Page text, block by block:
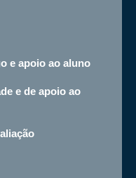
e apoio ao aluno
e de apoio ao